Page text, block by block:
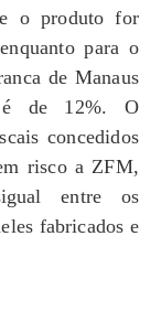
o produto for
para o
de Manaus
é de 12%. O
concedidos
risco a ZFM,
entre os
fabricados e